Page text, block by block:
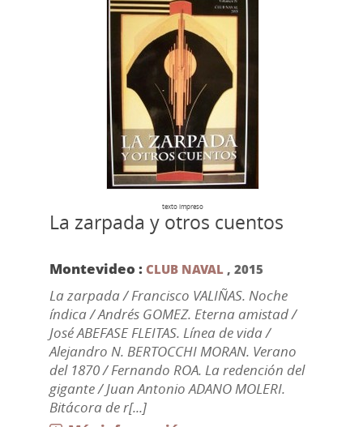
texto impreso
La zarpada y otros cuentos
Montevideo : CLUB NAVAL, 2015
La zarpada / Francisco VALIÑAS. Noche
índica / Andrés GOMEZ. Eterna amistad /
José ABEFASE FLEITAS. Línea de vida /
Alejandro N. BERTOCCHI MORAN. Verano
del 1870 / Fernando ROA. La redención del
gigante / Juan Antonio ADANO MOLERI.
Bitácora de r[...]